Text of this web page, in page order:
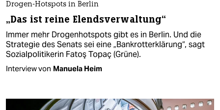
Drogen-Hotspots in Berlin
„Das ist reine Elendsverwaltung“
Immer mehr Drogenhotspots gibt es in Berlin. Und die
Strategie des Senats sei eine „Bankrotterklärung“, sagt
Sozialpolitikerin Fatoş Topaç (Grüne).
Interview von Manuela Heim